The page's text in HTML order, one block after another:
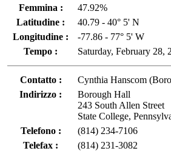
Femmina :
47.92%
Latitudine :
40.79 - 40° 5' N
Longitudine :
-77.86 - 77° 5' W
Tempo :
Saturday, February 28,
Contatto :
Cynthia Hanscom
Indirizzo :
Borough Hall
243 South Allen Street
State College,
Telefono :
(814) 234-7106
Telefax :
(814) 231-3082